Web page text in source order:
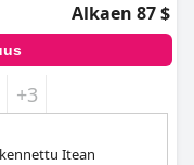
Alkaen 87 $
+3
Itean